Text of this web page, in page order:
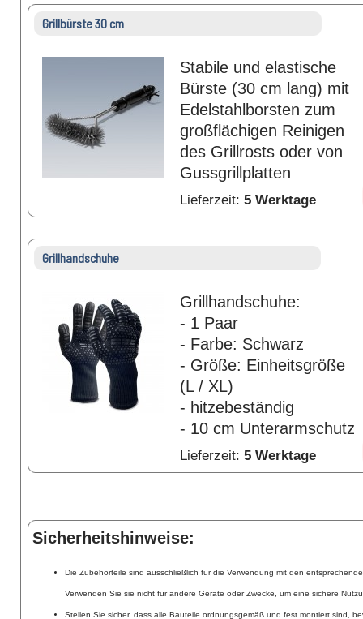
Grillbürste 30 cm
Stabile und elastische
Bürste (30 cm lang) mit
Edelstahlborsten zum
großflächigen Reinigen
des Grillrosts oder von
Gussgrillplatten
Lieferzeit: 5 Werktage
Grillhandschuhe
Grillhandschuhe:
- 1 Paar
- Farbe: Schwarz
- Größe: Einheitsgröße
(L / XL)
- hitzebeständig
- 10 cm Unterarmschutz
Lieferzeit: 5 Werktage
Sicherheitshinweise:
Die Zubehörteile sind ausschließlich für die Verwendung mit den
Verwenden Sie sie nicht für andere Geräte oder Zwecke, um eine sichere
Stellen Sie sicher, dass alle Bauteile ordnungsgemäß und fest montiert sind,